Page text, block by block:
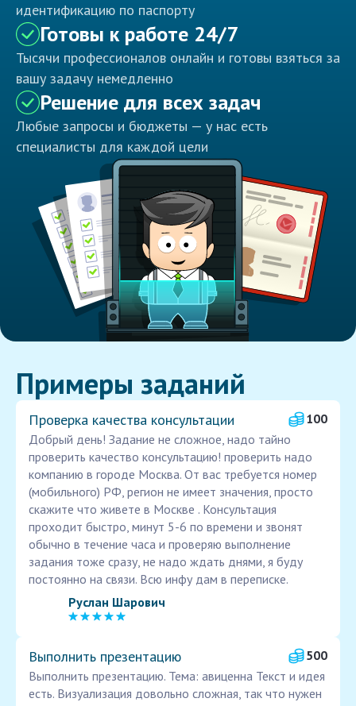
идентификацию по паспорту
Готовы к работе 24/7
Тысячи профессионалов онлайн и готовы взяться за
вашу задачу немедленно
Решение для всех задач
Любые запросы и бюджеты — у нас есть
специалисты для каждой цели
Примеры заданий
Проверка качества консультации
100
Добрый день! Задание не сложное, надо тайно
проверить качество консультацию! проверить надо
компанию в городе Москва. От вас требуется номер
(мобильного) РФ, регион не имеет значения, просто
скажите что живете в Москве . Консультация
проходит быстро, минут 5-6 по времени и звонят
обычно в течение часа и проверяю выполнение
задания тоже сразу, не надо ждать днями, я буду
постоянно на связи. Всю инфу дам в переписке.
Руслан Шарович
Выполнить презентацию
500
Выполнить презентацию. Тема: авиценна Текст и идея
есть. Визуализация довольно сложная, так что нужен